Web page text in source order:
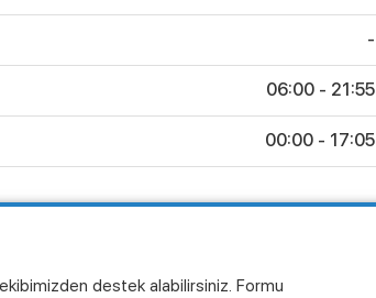
-
06:00 - 21:55
00:00 - 17:05
ekibimizden destek alabilirsiniz. Formu